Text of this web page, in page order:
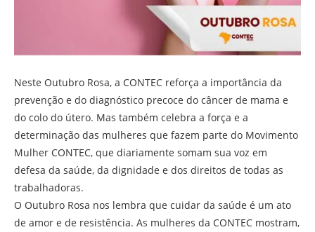
Neste Outubro Rosa, a CONTEC reforça a importância da
prevenção e do diagnóstico precoce do câncer de mama e
do colo do útero. Mas também celebra a força e a
determinação das mulheres que fazem parte do Movimento
Mulher CONTEC, que diariamente somam sua voz em
defesa da saúde, da dignidade e dos direitos de todas as
trabalhadoras.
O Outubro Rosa nos lembra que cuidar da saúde é um ato
de amor e de resistência. As mulheres da CONTEC mostram,